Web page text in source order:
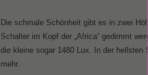
Die schmale Schönheit gibt es in zwei
Schalter im Kopf der „Africa“ gedimmt
die kleine sogar 1480 Lux. In der hellsten
mehr.